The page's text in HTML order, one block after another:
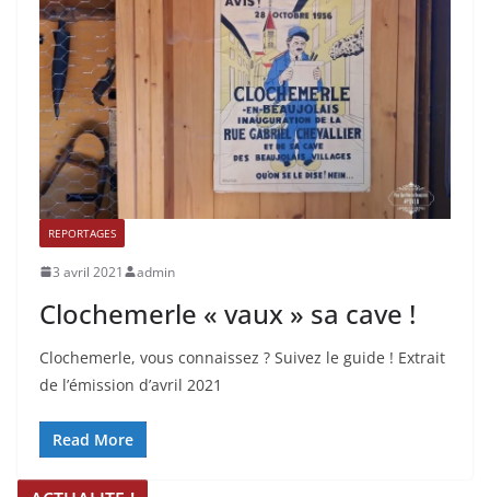
REPORTAGES
3 avril 2021 admin
Clochemerle « vaux » sa cave !
Clochemerle, vous connaissez ? Suivez le guide ! Extrait
de l’émission d’avril 2021
Read More